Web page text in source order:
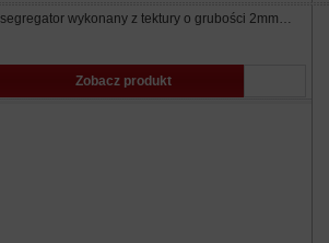
segregator wykonany z tektury o grubości 2mm…
Zobacz produkt